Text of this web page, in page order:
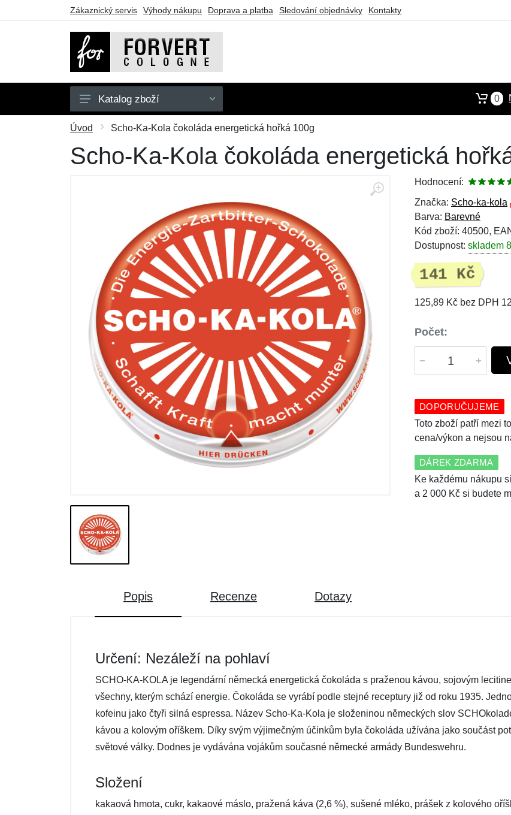
Zákaznický servis Výhody nákupu Doprava a platba Sledování objednávky Kontakty
Střední batohy
Velké batohy
Dárkové poukazy
Výprodej
Katalog zboží 0
Úvod Scho-Ka-Kola čokoláda energetická hořká 100g
Scho-Ka-Kola čokoláda energetická
Hodnocení:
Značka: Scho-ka-kola
Barva: Barevné
Kód zboží: 40500,
Dostupnost: skladem
141 Kč
125,89 Kč bez DPH
Počet:
DOPORUČUJEME
Toto zboží patří mezi
cena/výkon a nejsou
DÁREK ZDARMA
Ke každému nákupu
a 2 000 Kč si budete
Popis Recenze Dotazy
Určení: Nezáleží na pohlaví
SCHO-KA-KOLA je legendární německá energetická čokoláda s praženou kávou, sojovým
všechny, kterým schází energie. Čokoláda se vyrábí podle stejné receptury již od roku 1935.
kofeinu jako čtyři silná espressa. Název Scho-Ka-Kola je složeninou německých slov
kávou a kolovým oříškem. Díky svým výjimečným účinkům byla čokoláda užívána jako součást
světové války. Dodnes je vydávána vojákům současné německé armády Bundeswehru.
Složení
kakaová hmota, cukr, kakaové máslo, pražená káva (2,6 %), sušené mléko, prášek z kolového